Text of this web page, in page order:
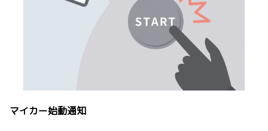
マイカー始動通知